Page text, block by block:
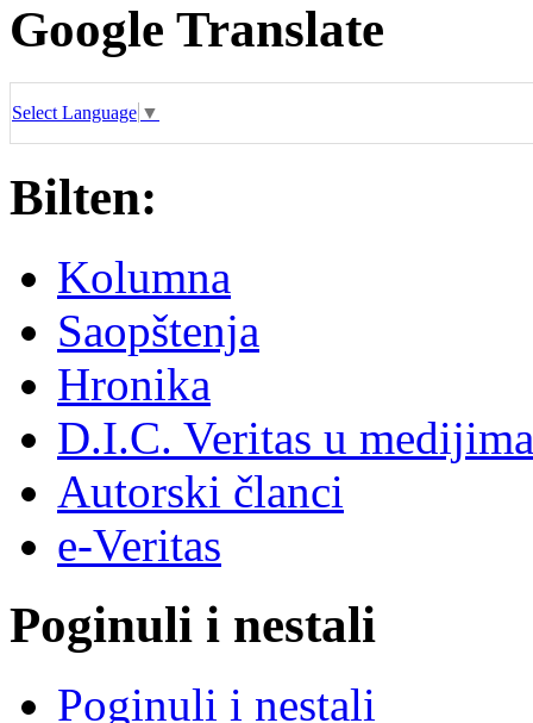
Google Translate
Select Language ▼
Bilten:
Kolumna
Saopštenja
Hronika
D.I.C. Veritas u medijima
Autorski članci
e-Veritas
Poginuli i nestali
Poginuli i nestali